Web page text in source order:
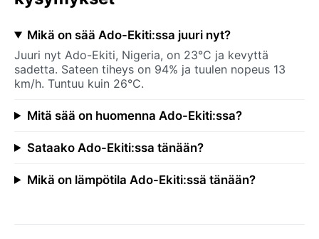
Mikä on sää Ado-Ekiti:ssa juuri nyt?
Juuri nyt Ado-Ekiti, Nigeria, on 23°C ja kevyttä
sadetta. Sateen tiheys on 94% ja tuulen nopeus 13
km/h. Tuntuu kuin 26°C.
Mitä sää on huomenna Ado-Ekiti:ssa?
Sataako Ado-Ekiti:ssa tänään?
Mikä on lämpötila Ado-Ekiti:ssä tänään?